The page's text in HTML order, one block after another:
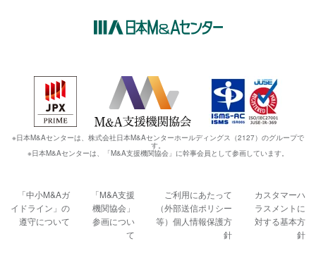
※日本M&Aセンターは、株式会社日本M&Aセンターホールディングス（2127）のグループで
す。
※日本M&Aセンターは、「M&A支援機関協会」に幹事会員として参画しています。
「中小M&Aガ
イドライン」の
遵守について
「M&A支援
機関協会」
参画につい
て
ご利用にあたって
（外部送信ポリシー
等）個人情報保護方
針
カスタマーハ
ラスメントに
対する基本方
針